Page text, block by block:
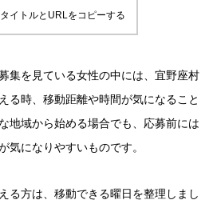
イトルとURLをコピーする
集を見ている女性の中には、宜野座村
る時、移動距離や時間が気になること
地域から始める場合でも、応募前には
気になりやすいものです。
る方は、移動できる曜日を整理しまし